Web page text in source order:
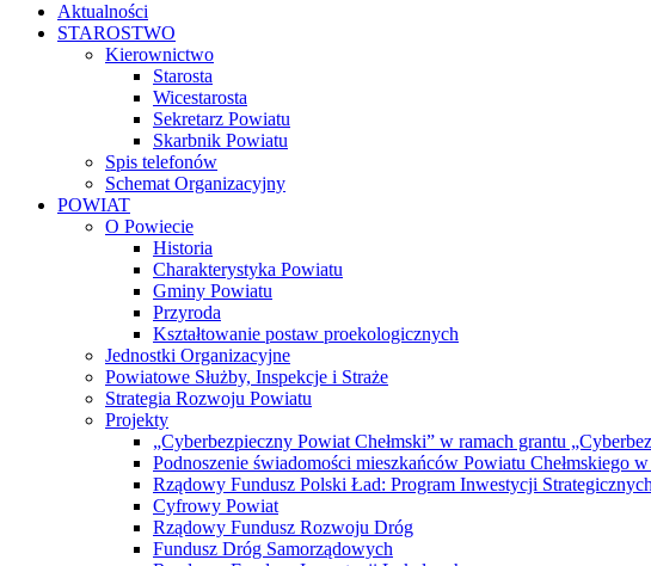
Aktualności
STAROSTWO
Kierownictwo
Starosta
Wicestarosta
Sekretarz Powiatu
Skarbnik Powiatu
Spis telefonów
Schemat Organizacyjny
POWIAT
O Powiecie
Historia
Charakterystyka Powiatu
Gminy Powiatu
Przyroda
Kształtowanie postaw proekologicznych
Jednostki Organizacyjne
Powiatowe Służby, Inspekcje i Straże
Strategia Rozwoju Powiatu
Projekty
„Cyberbezpieczny Powiat Chełmski” w ramach grantu
Podnoszenie świadomości mieszkańców Powiatu Chełmskiego
Rządowy Fundusz Polski Ład: Program Inwestycji Strategicznych
Cyfrowy Powiat
Rządowy Fundusz Rozwoju Dróg
Fundusz Dróg Samorządowych